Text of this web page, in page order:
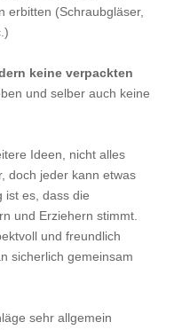
erbitten (Schraubgläser,
keine verpackten
und selber auch keine
Ideen, nicht alles
doch jeder kann etwas
ist es, dass die
und Erziehern stimmt.
und freundlich
sicherlich gemeinsam
sehr allgemein